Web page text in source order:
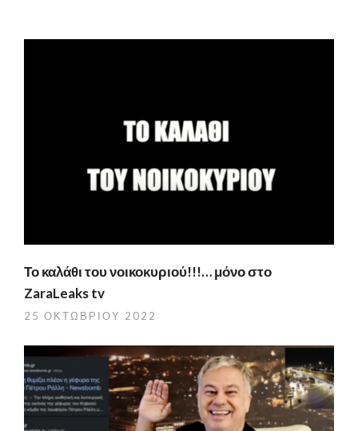
Το καλάθι του νοικοκυριού!!!… μόνο στο
ZaraLeaks tv
25 ΟΚΤΩΒΡΊΟΥ 2022